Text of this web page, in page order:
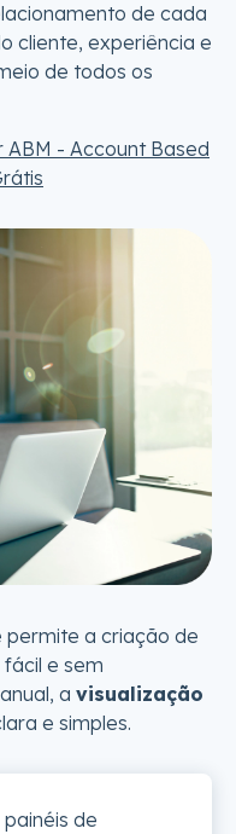
de cada
cliente, experiência e
de todos os
- Account Based
permite a criação de
e sem
a visualização
e simples.
de